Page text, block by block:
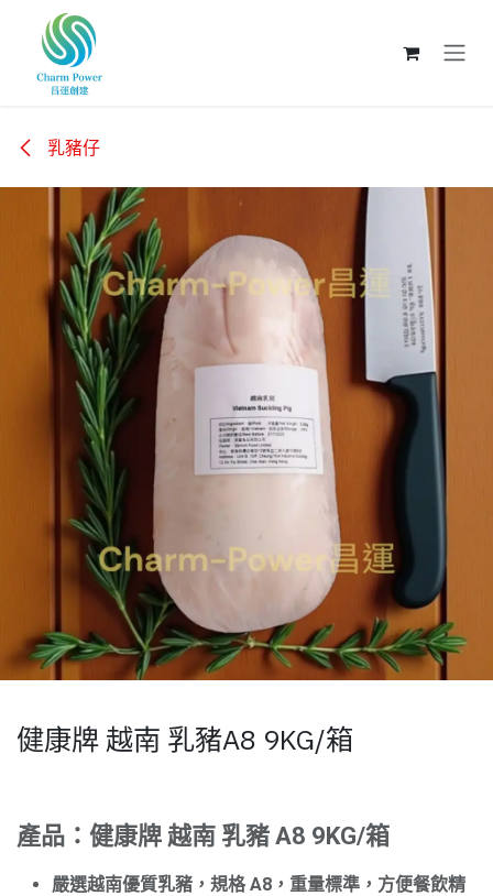
跳至內容
乳豬仔
健康牌 越南 乳豬A8 9KG/箱
產品：健康牌 越南 乳豬 A8 9KG/箱
嚴選越南優質乳豬，規格 A8，重量標準，方便餐飲精